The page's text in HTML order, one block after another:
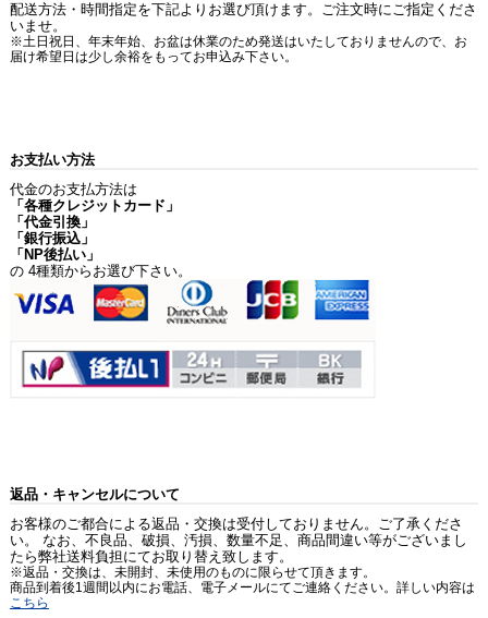
配送方法・時間指定を下記よりお選び頂けます。ご注文時にご指定くださ
いませ。
※土日祝日、年末年始、お盆は休業のため発送はいたしておりませんので、お
届け希望日は少し余裕をもってお申込み下さい。
お支払い方法
代金のお支払方法は
「各種クレジットカード」
「代金引換」
「銀行振込」
「NP後払い」
の 4種類からお選び下さい。
返品・キャンセルについて
お客様のご都合による返品・交換は受付しておりません。ご了承くださ
い。 なお、不良品、破損、汚損、数量不足、商品間違い等がございまし
たら弊社送料負担にてお取り替え致します。
※返品・交換は、未開封、未使用のものに限らせて頂きます。
商品到着後1週間以内にお電話、電子メールにてご連絡ください。詳しい内容は
こちら